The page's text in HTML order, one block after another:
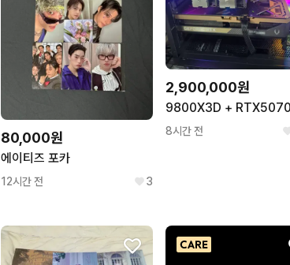
80,000원
에이티즈 포카
12시간 전 3
2,900,000원
8시간 전